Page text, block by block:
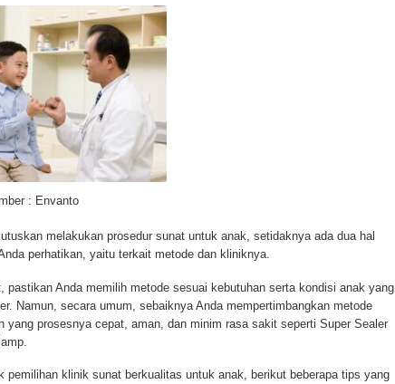
: Envanto
melakukan prosedur sunat untuk anak, setidaknya ada dua hal
perhatikan, yaitu terkait metode dan kliniknya.
pastikan Anda memilih metode sesuai kebutuhan serta kondisi anak yang
Namun, secara umum, sebaiknya Anda mempertimbangkan metode
yang prosesnya cepat, aman, dan minim rasa sakit seperti Super Sealer
pemilihan klinik sunat berkualitas untuk anak, berikut beberapa tips yang